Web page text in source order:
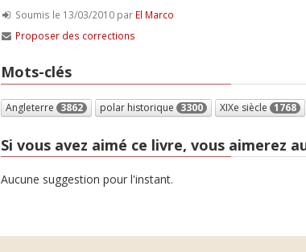
Soumis le 13/03/2010 par El Marco
Proposer des corrections
Mots-clés
Angleterre 3862 polar historique 3300 XIXe siècle 1768
Si vous avez aimé ce livre, vous aimerez
Aucune suggestion pour l'instant.